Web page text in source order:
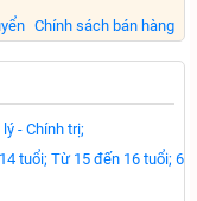
Chính sách bán hàng
- Chính trị;
tuổi; Từ 15 đến 16 tuổi; 6